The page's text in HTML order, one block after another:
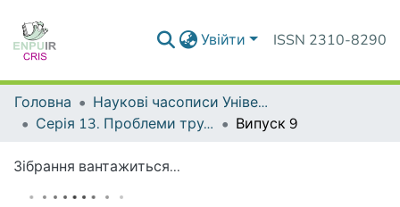
Увійти ISSN 2310-8290
Головна
Наукові часописи Університету
Серія 13. Проблеми трудової та професійної підготовки
Випуск 9
Зібрання вантажиться...